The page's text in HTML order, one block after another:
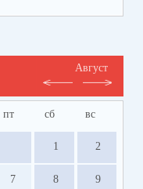
Август
пт сб вс
1 2
7 8 9